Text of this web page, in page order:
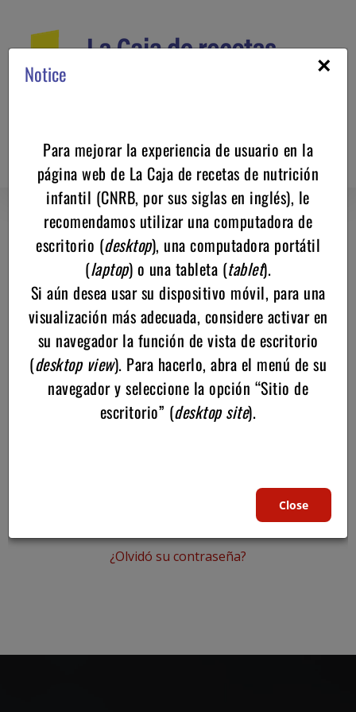
contenido
Nombre de usuario o correo electrónico *
Introduce tu nombre de usuario o correo electrónico
Contraseña *
Abrir una cuenta
¿Olvidó su contraseña?
×
Notice
Para mejorar la experiencia de usuario en la
página web de La Caja de recetas de nutrición
infantil (CNRB, por sus siglas en inglés), le
recomendamos utilizar una computadora de
escritorio (desktop), una computadora portátil
(laptop) o una tableta (tablet).
Si aún desea usar su dispositivo móvil, para una
visualización más adecuada, considere activar en
su navegador la función de vista de escritorio
(desktop view). Para hacerlo, abra el menú de su
navegador y seleccione la opción “Sitio de
escritorio” (desktop site).
Close